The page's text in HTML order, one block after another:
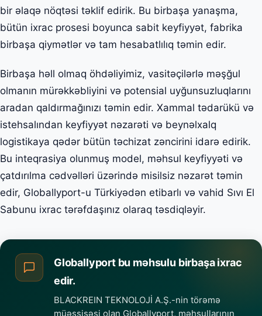
bir əlaqə nöqtəsi təklif edirik. Bu birbaşa yanaşma,
bütün ixrac prosesi boyunca sabit keyfiyyət, fabrika
birbaşa qiymətlər və tam hesabatlılıq təmin edir.
Birbaşa həll olmaq öhdəliyimiz, vasitəçilərlə məşğul
olmanın mürəkkəbliyini və potensial uyğunsuzluqlarını
aradan qaldırmağınızı təmin edir. Xammal tədarükü və
istehsalından keyfiyyət nəzarəti və beynəlxalq
logistikaya qədər bütün təchizat zəncirini idarə edirik.
Bu inteqrasiya olunmuş model, məhsul keyfiyyəti və
çatdırılma cədvəlləri üzərində misilsiz nəzarət təmin
edir, Globallyport-u Türkiyədən etibarlı və vahid Sıvı El
Sabunu ixrac tərəfdaşınız olaraq təsdiqləyir.
Globallyport bu məhsulu birbaşa ixrac
edir.
BLACKREIN TEKNOLOJİ A.Ş.-nin törəmə
müəssisəsi olan Globallyport, məhsullarının